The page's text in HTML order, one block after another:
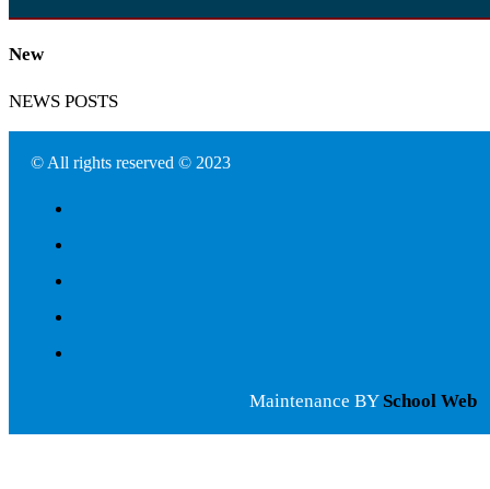
New
NEWS POSTS
© All rights reserved © 2023
Maintenance BY School Web